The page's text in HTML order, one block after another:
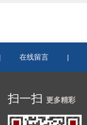
在线留言 |
扫一扫 更多精彩